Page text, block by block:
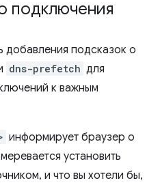
подключения
добавления подсказок о
dns-prefetch для
к важным
информирует браузер о
установить
и что вы хотели бы,